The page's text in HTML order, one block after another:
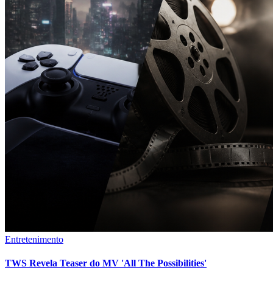
Entretenimento
TWS Revela Teaser do MV 'All The Possibilities'